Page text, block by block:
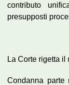
contributo
presupposti
La Corte rigetta il
Condanna parte